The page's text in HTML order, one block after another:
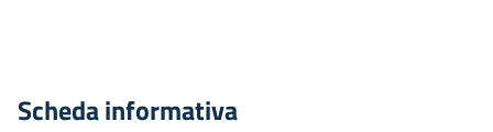
Scheda informativa